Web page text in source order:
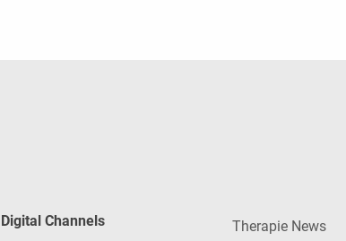
Digital Channels
Therapie News